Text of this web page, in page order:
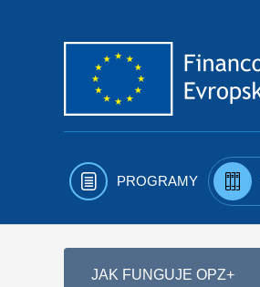
PROGRAMY
JAK FUNGUJE OPZ+